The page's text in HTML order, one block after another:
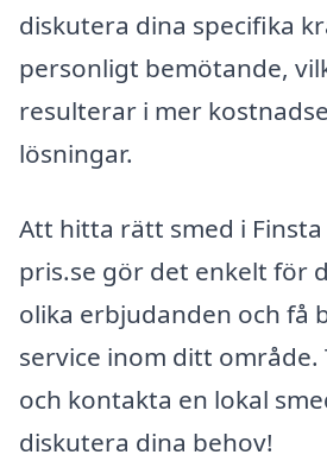
diskutera dina specifika
personligt bemötande,
resulterar i mer
lösningar.
Att hitta rätt smed i Finsta
pris.se gör det enkelt för
olika erbjudanden och få
service inom ditt område.
och kontakta en lokal
diskutera dina behov!